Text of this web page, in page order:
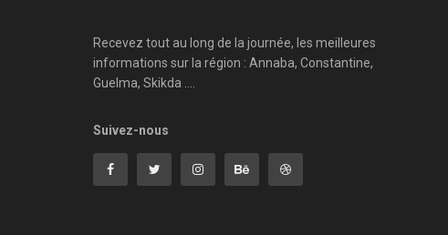
Recevez tout au long de la journée, les meilleures
informations sur la région : Annaba, Constantine,
Guelma, Skikda ....
Suivez-nous